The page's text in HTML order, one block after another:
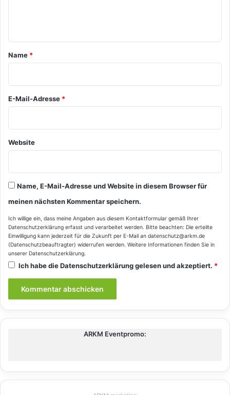
a
*
Name *
E-Mail-Adresse *
Website
Name, E-Mail-Adresse und Website in diesem Browser für
meinen nächsten Kommentar speichern.
Ich willige ein, dass meine Angaben aus diesem Kontaktformular gemäß Ihrer
Datenschutzerklärung erfasst und verarbeitet werden. Bitte beachten: Die erteilte
Einwilligung kann jederzeit für die Zukunft per E-Mail an datenschutz@arkm.de
(Datenschutzbeauftragter) widerrufen werden. Weitere Informationen finden Sie in
unserer Datenschutzerklärung.
Ich habe dieDatenschutzerklärunggelesen und akzeptiert. *
ARKM Eventpromo: